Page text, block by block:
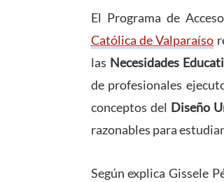
El Programa de
Católica de Valparaíso
las Necesidades
de profesionales
conceptos del Diseño
razonables para
Según explica Gissele